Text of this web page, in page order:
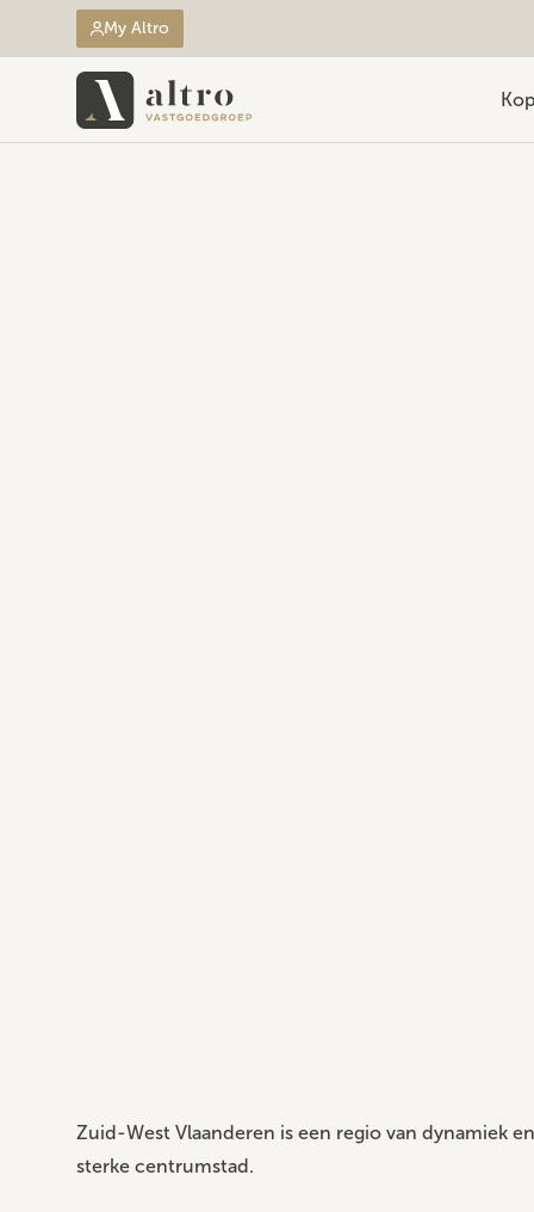
My Altro
Zuid-West Vlaanderen is een regio van dynamiek
sterke centrumstad.